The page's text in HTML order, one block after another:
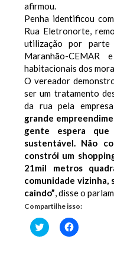
afirmou.
Penha identificou
Rua Eletronorte,
utilização por parte
Maranhão-CEMAR
habitacionais dos
O vereador
ser um tratamento
da rua pela
grande
gente espera que
sustentável. Não
constrói um
21mil metros
comunidade vizinha,
caindo”, disse o
Compartilhe isso:
Clique
para
Clique
para